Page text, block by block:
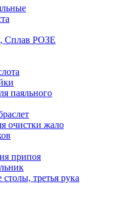
Сплав РОЗЕ
паяльного
очистки жало
припоя
третья рука